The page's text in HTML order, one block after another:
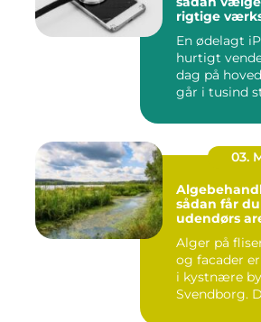
rigtige
En ødelagt
hurtigt
dag på
går i tusind
03.
sådan får
udendørs
Alger på
og facader
i kystnære
Svendborg.